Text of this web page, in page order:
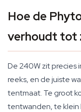
Hoe de
verhoudt tot
De 240W zit precies
reeks, en de juiste
tentmaat. Te groot
tentwanden, te klein